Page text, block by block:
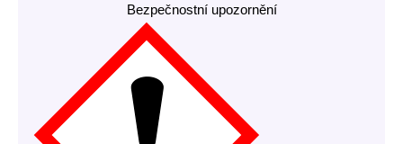
Bezpečnostní upozornění